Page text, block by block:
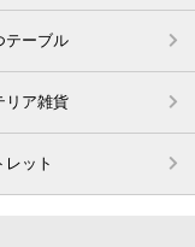
テーブル
リア雑貨
レット